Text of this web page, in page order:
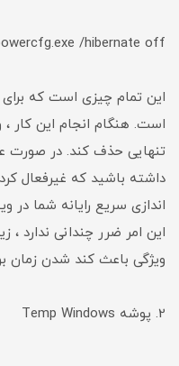
/hibernate off
این تمام چیزی است که
تنهایی حذف کند. در صورت
داشته باشید که غیرفعال
این امر ضرر چندانی
ویژگی باعث کند شدن
2. پوشه Temp Windows